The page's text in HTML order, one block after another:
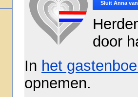
Sluit Anna
door
In het
opnemen.